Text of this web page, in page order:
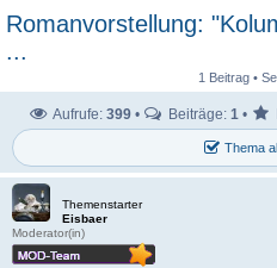
Romanvorstellung:
...
1 Beitrag •
Thema
Aufrufe: 399 • Beiträge: 1 •
Themenstarter
Eisbaer
Moderator(in)